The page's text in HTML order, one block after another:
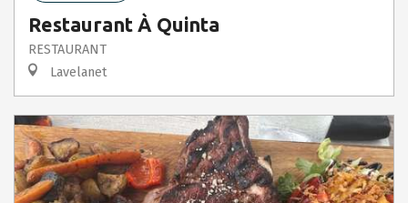
Restaurant À Quinta
RESTAURANT
Lavelanet